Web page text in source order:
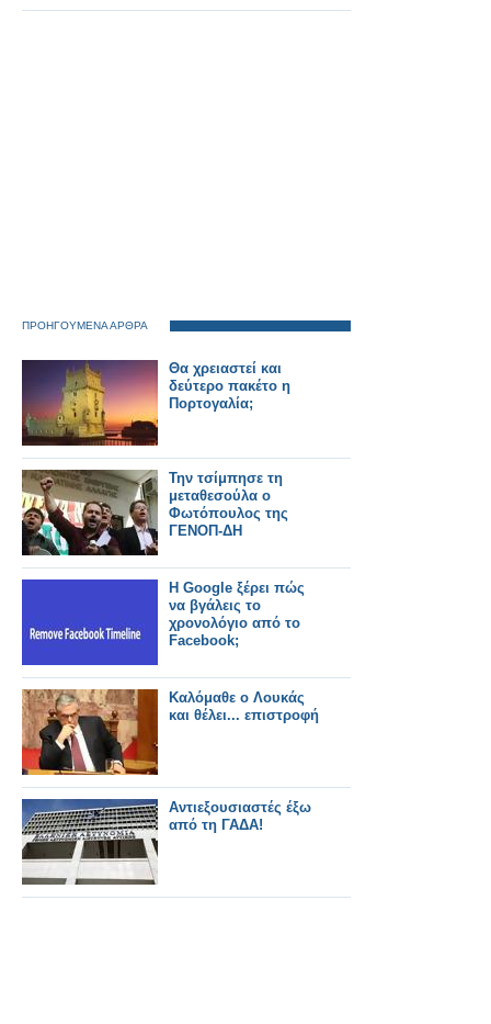
ΠΡΟΗΓΟΥΜΕΝΑ ΑΡΘΡΑ
Θα χρειαστεί και
δεύτερο πακέτο η
Πορτογαλία;
Την τσίμπησε τη
μεταθεσούλα ο
Φωτόπουλος της
ΓΕΝΟΠ-ΔΗ
Η Google ξέρει πώς
να βγάλεις το
χρονολόγιο από το
Facebook;
Καλόμαθε ο Λουκάς
και θέλει... επιστροφή
Αντιεξουσιαστές έξω
από τη ΓΑΔΑ!